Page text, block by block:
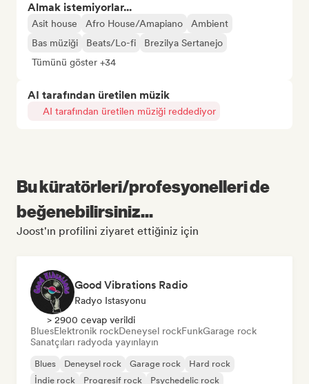
Almak istemiyorlar...
Asit house Afro House/Amapiano
Ambient
Bas müziği
Beats/Lo-fi
Brezilya Sertanejo
Tümünü göster +34
AI tarafından üretilen müzik
AI tarafından üretilen müziği reddediyor
Bu küratörleri/profesyonelleri de
beğenebilirsiniz...
Joost'ın profilini ziyaret ettiğiniz için
Good Vibrations Radio
Radyo Istasyonu
> 2900 cevap verildi
BluesElektronik rockDeneysel rockFunkGarage rock
Sanatçıları radyoda yayınlayın
Blues Deneysel rock Garage rock
Hard rock
İndie rock
Progresif rock Psychedelic rock